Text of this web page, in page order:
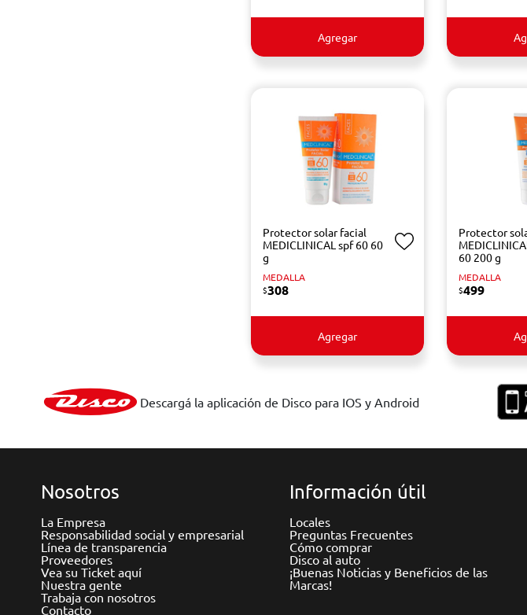
Agregar
Protector solar facial
MEDICLINICAL spf 60 60
g
MEDALLA
$308
Agregar
Protector
60 200 g
MEDALLA
$499
Descargá la aplicación de Disco para IOS y Android
Nosotros
La Empresa
Responsabilidad social y empresarial
Línea de transparencia
Proveedores
Vea su Ticket aquí
Nuestra gente
Trabaja con nosotros
Contacto
Información útil
Locales
Preguntas Frecuentes
Cómo comprar
Disco al auto
¡Buenas Noticias y Beneficios de las
Marcas!